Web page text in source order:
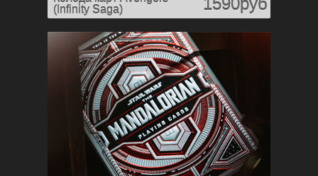
(Infinity Saga)